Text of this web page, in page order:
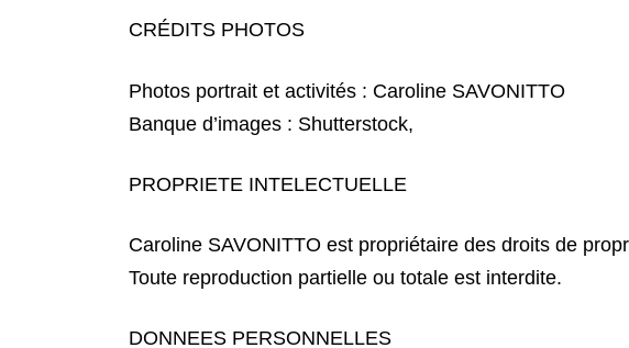
CRÉDITS PHOTOS
Photos portrait et activités : Caroline SAVONITTO
Banque d’images : Shutterstock,
PROPRIETE INTELECTUELLE
Caroline SAVONITTO est propriétaire des droits de
Toute reproduction partielle ou totale est interdite.
DONNEES PERSONNELLES